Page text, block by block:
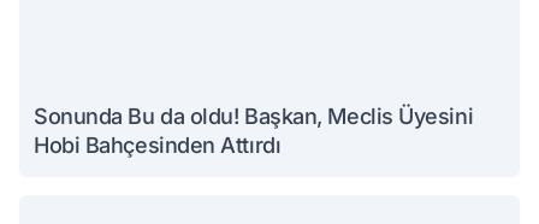
Sonunda Bu da oldu! Başkan, Meclis Üyesini
Hobi Bahçesinden Attırdı